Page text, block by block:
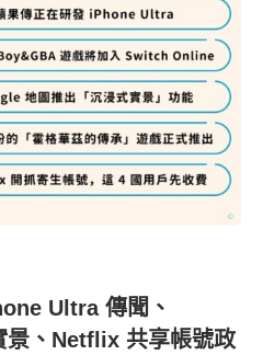
Ultra 傳聞、
、Netflix 共享帳號政